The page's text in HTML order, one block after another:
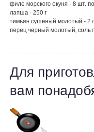
филе морского окуня - 8 шт.
лапша - 250 г
тимьян сушеный молотый - 2
перец черный молотый, соль
Для
вам